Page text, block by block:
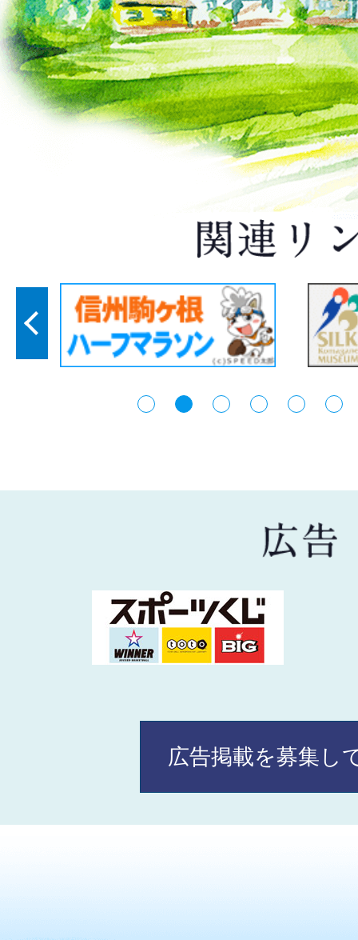
こまタク無料乗車体験キャ
（8月3日〜3月31日）
2026年07月24日
お知らせ
全国瞬時警報システム（Jア
国一斉情報伝達試験実施【8
2026年07月23日
募集
信州ワーキングホリデーin
集します
2026年07月23日
お知らせ
【まちのできごと】「7月定
開しました
投票所入場券のレイアウト
お知らせ
日）】
2026年07月23日
（売家163）
2026年07月22日
イベント
広告掲載を募集し